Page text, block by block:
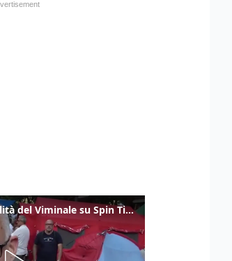
Gualtieri: "Responsabilità del Viminale su Spin Time? La posizione dei partiti è nota"